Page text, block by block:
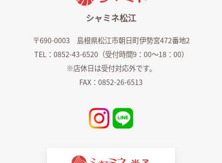
シャミネ松江
〒690-0003 島根県松江市朝日町伊勢宮472番地2
TEL：0852-43-6520（受付時間9：00～18：00）
※店休日は受付対応外です。
FAX：0852-26-6513